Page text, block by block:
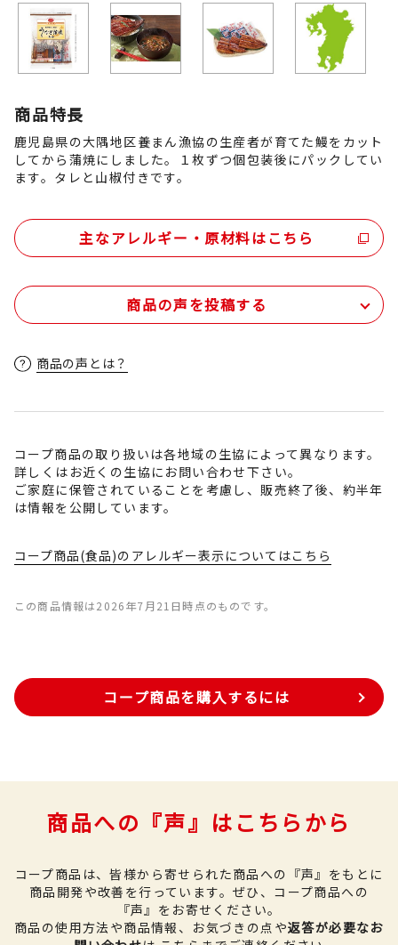
商品特長
鹿児島県の大隅地区養まん漁協の生産者が育てた鰻をカット
してから蒲焼にしました。１枚ずつ個包装後にパックしてい
ます。タレと山椒付きです。
主なアレルギー・原材料はこちら
商品の声を投稿する
商品の声とは？
コープ商品の取り扱いは各地域の生協によって異なります。
詳しくはお近くの生協にお問い合わせ下さい。
ご家庭に保管されていることを考慮し、販売終了後、約半年
は情報を公開しています。
コープ商品(食品)のアレルギー表示についてはこちら
この商品情報は2026年7月21日時点のものです。
コープ商品を購入するには
商品への『声』はこちらから
コープ商品は、皆様から寄せられた商品への『声』をもとに
商品開発や改善を行っています。 ぜひ、コープ商品への
『声』をお寄せください。
商品の使用方法や商品情報、お気づきの点や返答が必要なお